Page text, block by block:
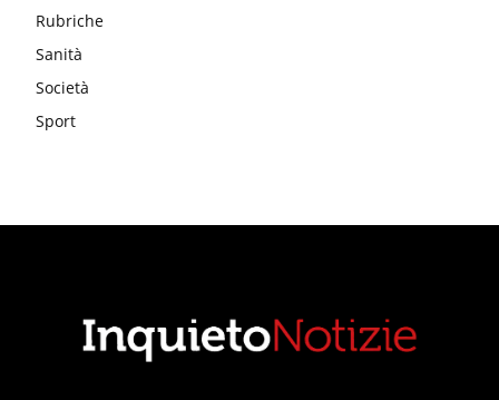
Rubriche
Sanità
Società
Sport